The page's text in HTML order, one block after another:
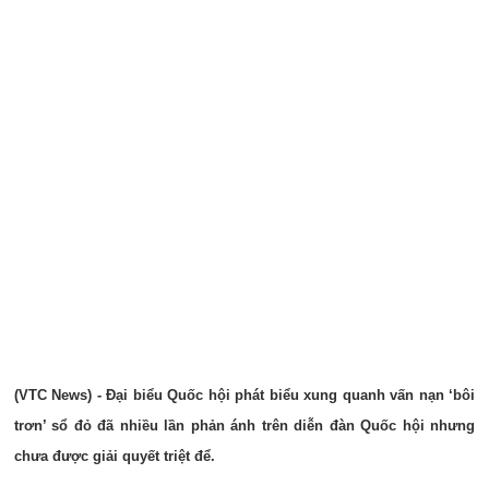
(VTC News) - Đại biểu Quốc hội phát biểu xung quanh vấn nạn ‘bôi
trơn’ sổ đỏ đã nhiều lần phản ánh trên diễn đàn Quốc hội nhưng
chưa được giải quyết triệt để.